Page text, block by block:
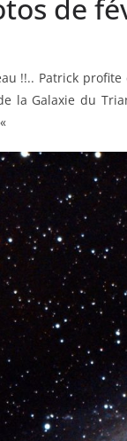
de
!!.. Patrick
la Galaxie du
«